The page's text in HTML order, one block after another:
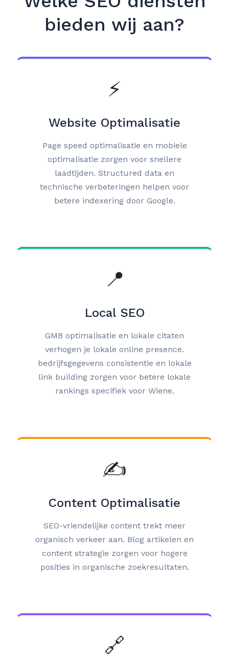
bieden wij aan?
⚡
Website Optimalisatie
Page speed optimalisatie en mobiele
optimalisatie zorgen voor snellere
laadtijden. Structured data en
technische verbeteringen helpen voor
betere indexering door Google.
📍
Local SEO
GMB optimalisatie en lokale citaten
verhogen je lokale online presence.
bedrijfsgegevens consistentie en lokale
link building zorgen voor betere lokale
rankings specifiek voor Wiene.
✍️
Content Optimalisatie
SEO-vriendelijke content trekt meer
organisch verkeer aan. Blog artikelen en
content strategie zorgen voor hogere
posities in organische zoekresultaten.
🔗